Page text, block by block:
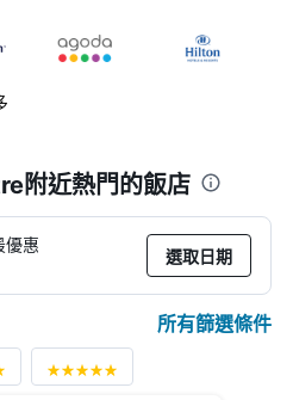
附近熱門的飯店
優惠
選取日期
所有篩選條件